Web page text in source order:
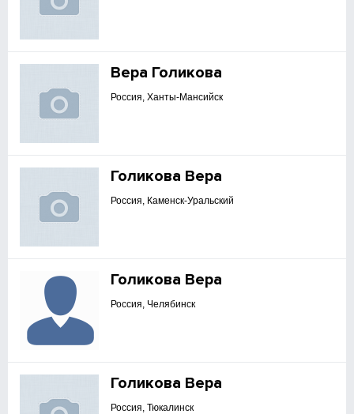
Вера Голикова
Россия, Ханты-Мансийск
Голикова Вера
Россия, Каменск-Уральский
Голикова Вера
Россия, Челябинск
Голикова Вера
Россия, Тюкалинск